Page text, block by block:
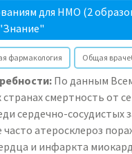
для НМО (2
фармакология Общая
По данным
смертность от
сердечно-
часто атеросклероз
и инфаркта